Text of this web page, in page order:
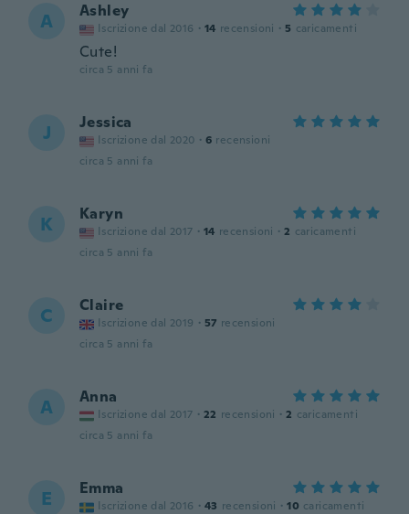
A Ashley
Iscrizione dal 2016 · 14 recensioni · 5 caricamenti
Cute!
circa 5 anni fa
J Jessica
Iscrizione dal 2020 · 6 recensioni
circa 5 anni fa
K Karyn
Iscrizione dal 2017 · 14 recensioni · 2 caricamenti
circa 5 anni fa
C Claire
Iscrizione dal 2019 · 57 recensioni
circa 5 anni fa
A Anna
Iscrizione dal 2017 · 22 recensioni · 2 caricamenti
circa 5 anni fa
E Emma
Iscrizione dal 2016 · 43 recensioni · 10 caricamenti